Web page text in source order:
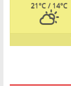
21°C / 14°C